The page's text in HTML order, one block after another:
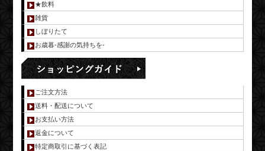
★飲料
雑貨
しぼりたて
お歳暮-感謝の気持ちを-
ご注文方法
送料・配送について
お支払い方法
返金について
特定商取引に基づく表記